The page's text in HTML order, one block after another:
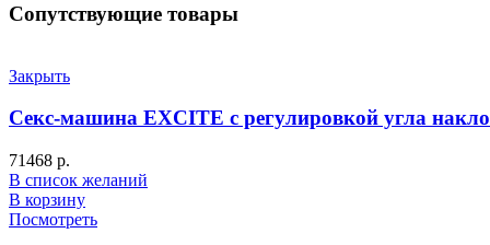
Сопутствующие товары
Закрыть
Секс-машина EXCITE с регулировкой угла
71468 р.
В список желаний
В корзину
Посмотреть